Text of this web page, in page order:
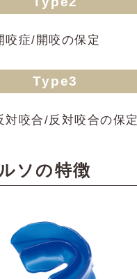
咬症/開咬の保定
Type3
対咬合/反対咬合の保定
ソの特徴